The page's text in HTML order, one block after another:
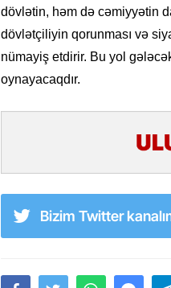
dövlətin, həm də cəmiyyətin
dövlətçiliyin qorunması və
nümayiş etdirir. Bu yol
oynayacaqdır.
Bizim Twitter